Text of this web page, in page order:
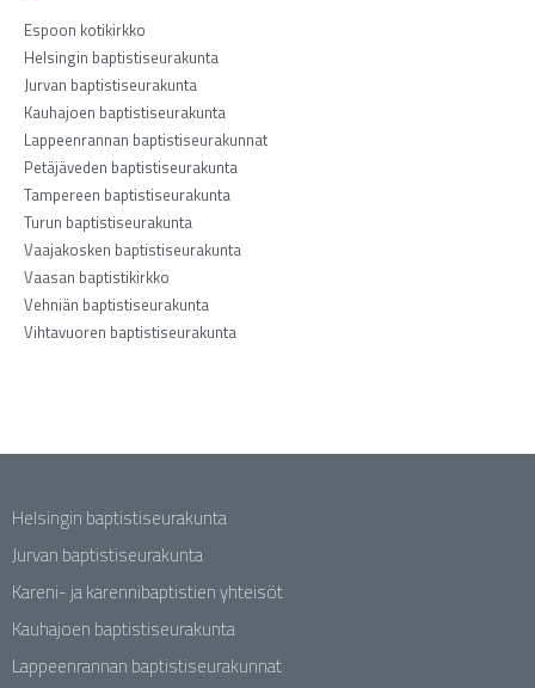
Espoon kotikirkko
Helsingin baptistiseurakunta
Jurvan baptistiseurakunta
Kauhajoen baptistiseurakunta
Lappeenrannan baptistiseurakunnat
Petäjäveden baptistiseurakunta
Tampereen baptistiseurakunta
Turun baptistiseurakunta
Vaajakosken baptistiseurakunta
Vaasan baptistikirkko
Vehniän baptistiseurakunta
Vihtavuoren baptistiseurakunta
Helsingin baptistiseurakunta
Jurvan baptistiseurakunta
Kareni- ja karennibaptistien yhteisöt
Kauhajoen baptistiseurakunta
Lappeenrannan baptistiseurakunnat